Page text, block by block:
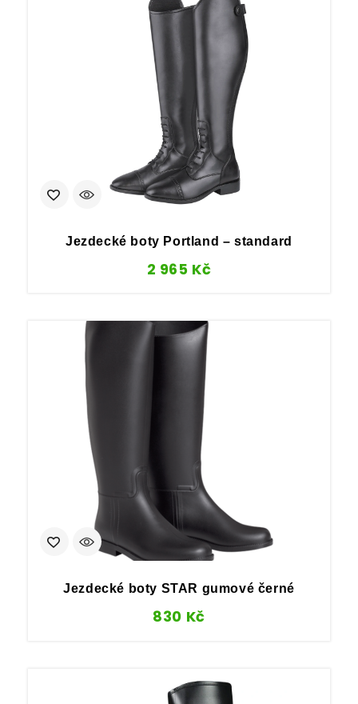
Jezdecké boty Portland – standard
2 965 Kč
Jezdecké boty STAR gumové černé
830 Kč